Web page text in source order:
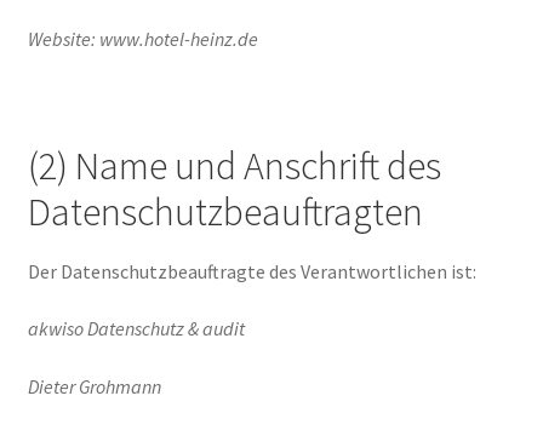
Website: www.hotel-heinz.de
(2) Name und Anschrift des
Datenschutzbeauftragten
Der Datenschutzbeauftragte des Verantwortlichen ist:
akwiso Datenschutz & audit
Dieter Grohmann